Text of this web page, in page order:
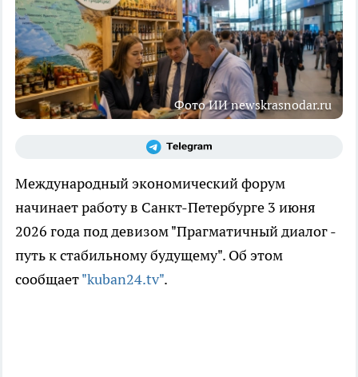
Фото ИИ newskrasnodar.ru
Международный экономический форум
начинает работу в Санкт-Петербурге 3 июня
2026 года под девизом "Прагматичный диалог -
путь к стабильному будущему". Об этом
сообщает"kuban24.tv".